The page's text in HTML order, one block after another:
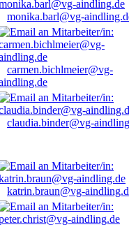
monika.barl@vg-
carmen.bichlmeier@vg-
claudia.binder@vg-
katrin.braun@vg-